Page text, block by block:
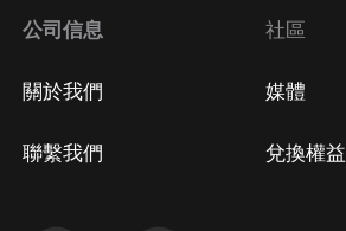
公司信息
關於我們
聯繫我們
社區
媒體
兌換權益